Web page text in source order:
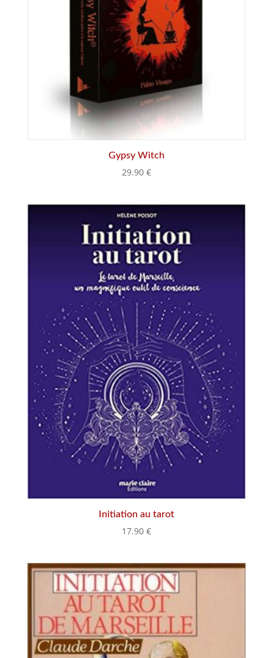
Gypsy Witch
29.90 €
Initiation au tarot
17.90 €